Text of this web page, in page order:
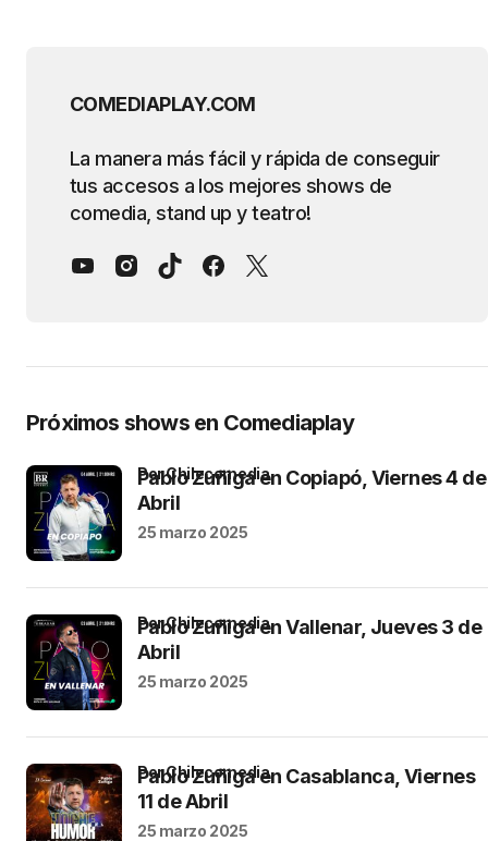
COMEDIAPLAY.COM
La manera más fácil y rápida de conseguir
tus accesos a los mejores shows de
comedia, stand up y teatro!
Próximos shows en Comediaplay
Pablo Zuñiga en Copiapó, Viernes 4 de
Abril
por Chilecomedia
25 marzo 2025
Pablo Zuñiga en Vallenar, Jueves 3 de
Abril
por Chilecomedia
25 marzo 2025
Pablo Zuñiga en Casablanca, Viernes
11 de Abril
por Chilecomedia
25 marzo 2025